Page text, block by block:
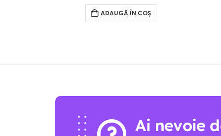
ADAUGĂ ÎN COȘ
Ai nevoie